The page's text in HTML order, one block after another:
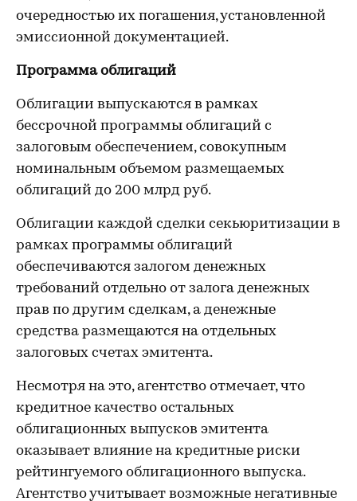
очередностью их погашения, установленной
эмиссионной документацией.
Программа облигаций
Облигации выпускаются в рамках
бессрочной программы облигаций с
залоговым обеспечением, совокупным
номинальным объемом размещаемых
облигаций до 200 млрд руб.
Облигации каждой сделки секьюритизации в
рамках программы облигаций
обеспечиваются залогом денежных
требований отдельно от залога денежных
прав по другим сделкам, а денежные
средства размещаются на отдельных
залоговых счетах эмитента.
Несмотря на это, агентство отмечает, что
кредитное качество остальных
облигационных выпусков эмитента
оказывает влияние на кредитные риски
рейтингуемого облигационного выпуска.
Агентство учитывает возможные негативные